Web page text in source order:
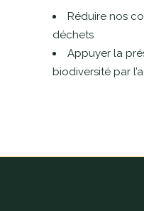
Réduire nos
déchets
Appuyer la
biodiversité par